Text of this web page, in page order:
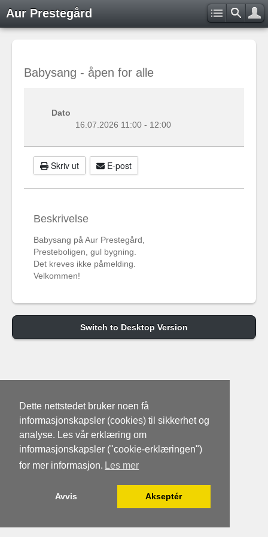
Dette nettstedet bruker noen få
informasjonskapsler (cookies) til sikkerhet og
analyse. Les vår erklæring om
informasjonskapsler ("cookie-erklæringen")
for mer informasjon. Les mer
Avvis Akseptér
Aur Prestegård
Babysang - åpen for alle
Dato
16.07.2026 11:00 - 12:00
Skriv ut E-post
Beskrivelse
Babysang på Aur Prestegård,
Presteboligen, gul bygning.
Det kreves ikke påmelding.
Velkommen!
Switch to Desktop Version